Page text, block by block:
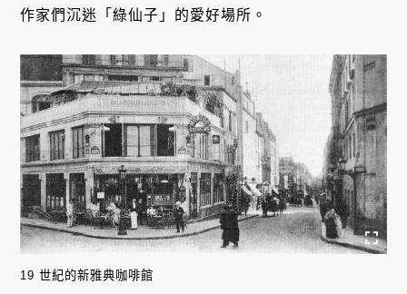
作家們沉迷「綠仙子」的愛好場所。
19 世紀的新雅典咖啡館